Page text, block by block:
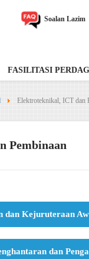
Soalan Lazim
FASILITASI
Elektroteknikal, ICT dan
Pembinaan
dan Kejuruteraan
dan